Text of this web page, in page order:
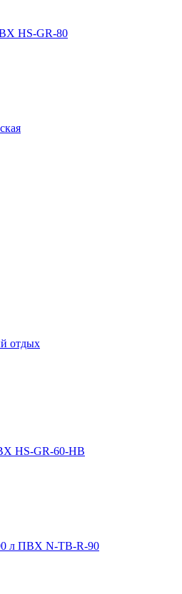
HS-GR-80
отдых
HS-GR-60-HB
л ПВХ N-TB-R-90